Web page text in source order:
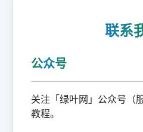
联系
公众号
关注「绿叶网」公众号（
教程。